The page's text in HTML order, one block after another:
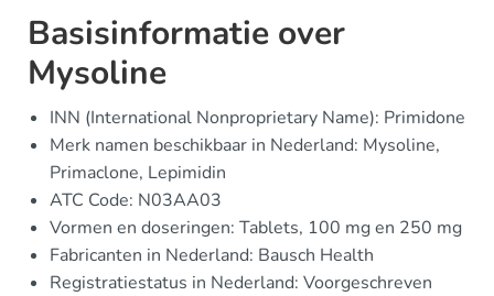
Basisinformatie over
Mysoline
INN (International Nonproprietary Name): Primidone
Merk namen beschikbaar in Nederland: Mysoline,
Primaclone, Lepimidin
ATC Code: N03AA03
Vormen en doseringen: Tablets, 100 mg en 250 mg
Fabricanten in Nederland: Bausch Health
Registratiestatus in Nederland: Voorgeschreven